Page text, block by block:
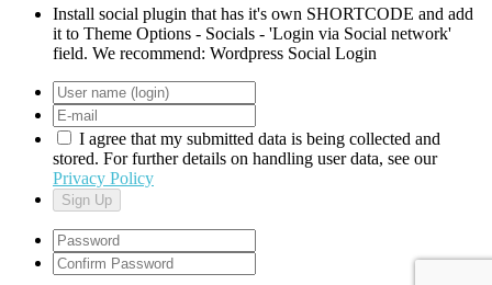
Install social plugin that has it's own SHORTCODE and add
it to Theme Options - Socials - 'Login via Social network'
field. We recommend: Wordpress Social Login
I agree that my submitted data is being collected and
stored. For further details on handling user data, see our
Privacy Policy